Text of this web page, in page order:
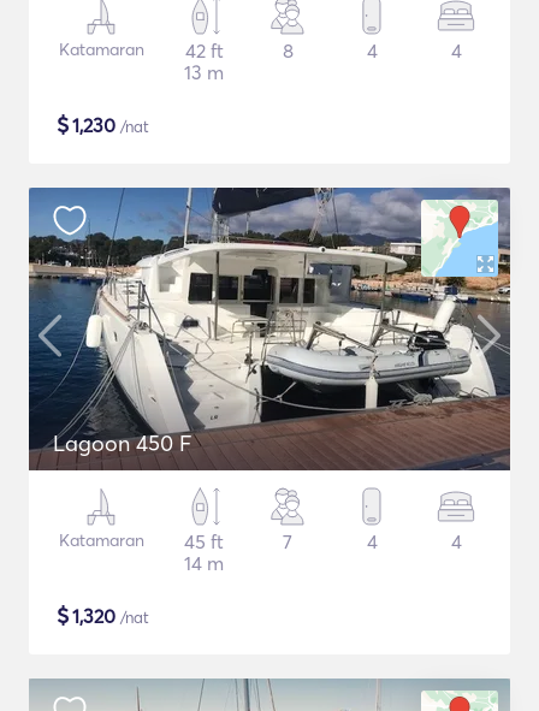
Katamaran
42 ft
13 m
8 4 4
$1,230 /nat
Lagoon 450 F
Katamaran
45 ft
14 m
7 4 4
$1,320 /nat